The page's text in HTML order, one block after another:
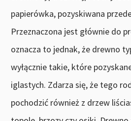
papierówka, pozyskiwana
Przeznaczona jest głównie do
oznacza to jednak, że drewno
wyłącznie takie, które
iglastych. Zdarza się, że tego
pochodzić również z drzew